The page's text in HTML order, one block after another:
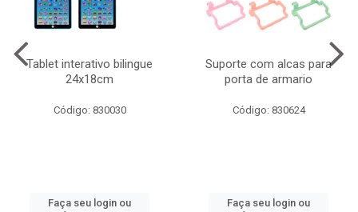
Tablet interativo bilingue
24x18cm
Código: 830030
Faça seu login ou
Suporte com alcas para
porta de armario
Código: 830624
Faça seu login ou